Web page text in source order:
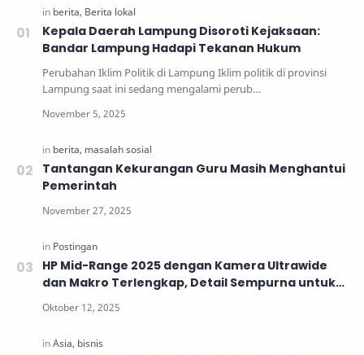
Kepala Daerah Lampung Disoroti Kejaksaan:
Bandar Lampung Hadapi Tekanan Hukum
Perubahan Iklim Politik di Lampung Iklim politik di provinsi
Lampung saat ini sedang mengalami perub…
Tantangan Kekurangan Guru Masih Menghantui
Pemerintah
HP Mid-Range 2025 dengan Kamera Ultrawide
dan Makro Terlengkap, Detail Sempurna untuk